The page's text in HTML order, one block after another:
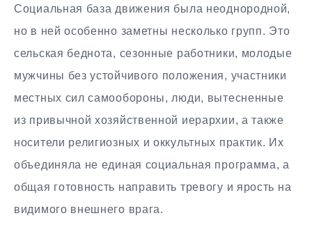
Социальная база движения была неоднородной,
но в ней особенно заметны несколько групп. Это
сельская беднота, сезонные работники, молодые
мужчины без устойчивого положения, участники
местных сил самообороны, люди, вытесненные
из привычной хозяйственной иерархии, а также
носители религиозных и оккультных практик. Их
объединяла не единая социальная программа, а
общая готовность направить тревогу и ярость на
видимого внешнего врага.